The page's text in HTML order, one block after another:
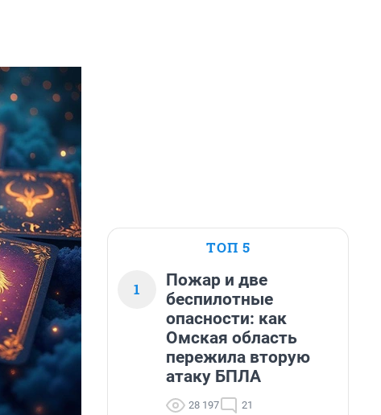
ТОП 5
1
Пожар и две
беспилотные
опасности: как
Омская область
пережила вторую
атаку БПЛА
28 197 21